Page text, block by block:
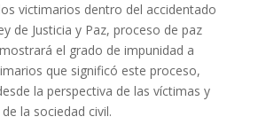
victimarios dentro del accidentado
de Justicia y Paz, proceso de paz
el grado de impunidad a
que significó este proceso,
la perspectiva de las víctimas y
la sociedad civil.